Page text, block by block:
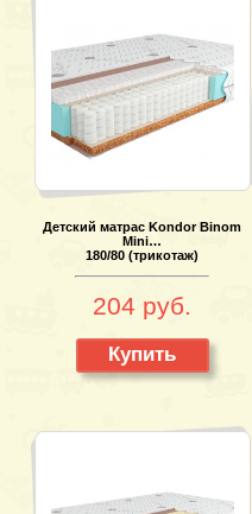
Детский матрас Kondor Binom
Mini…
180/80 (трикотаж)
204 руб.
Купить